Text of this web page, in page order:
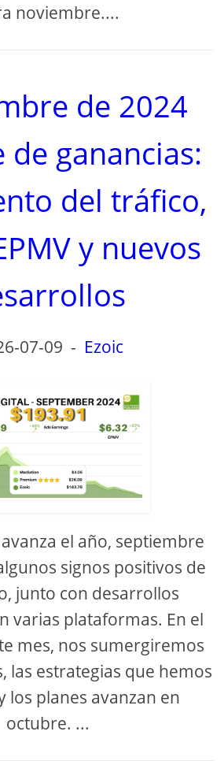
noviembre....
de 2024
ganancias:
del tráfico,
y nuevos
07-09 - Ezoic
el año, septiembre
signos positivos de
junto con desarrollos
varias plataformas. En el
mes, nos sumergiremos
las estrategias que hemos
los planes avanzan en
octubre. ...